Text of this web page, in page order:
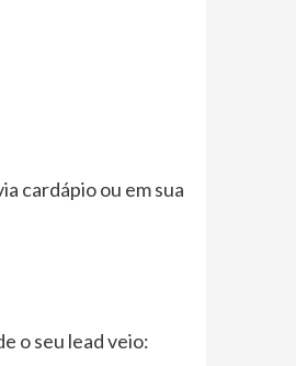
cardápio ou em sua
o seu lead veio: